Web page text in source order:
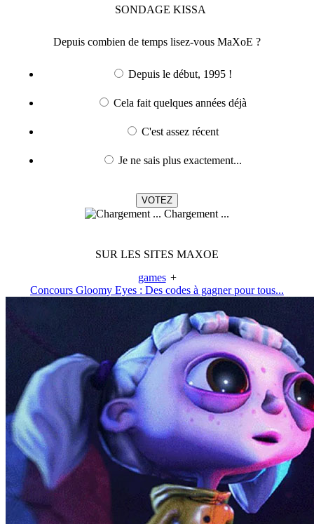
SONDAGE KISSA
Depuis combien de temps lisez-vous MaXoE ?
Depuis le début, 1995 !
Cela fait quelques années déjà
C'est assez récent
Je ne sais plus exactement...
Chargement ...
SUR LES SITES MAXOE
games +
Concours Gloomy Eyes : Des codes à gagner pour tous...